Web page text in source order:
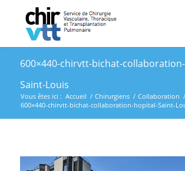
600×440-chirvtt-bichat-
Saint-Louis
Vous êtes ici : Accueil / Chirurgiens / Collaboration /
600×440-chirvtt-bichat-collaboration-hopital-Saint-